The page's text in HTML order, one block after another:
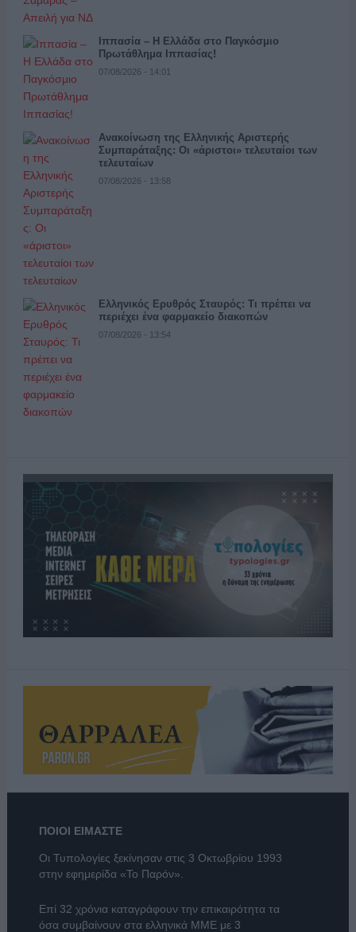
Ιππασία – Η Ελλάδα στο Παγκόσμιο
Πρωτάθλημα Ιππασίας!
07/08/2026 - 14:01
Ανακοίνωση της Ελληνικής Αριστερής
Συμπαράταξης: Οι «άριστοι» τελευταίοι των
τελευταίων
07/08/2026 - 13:58
Ελληνικός Ερυθρός Σταυρός: Τι πρέπει να
περιέχει ένα φαρμακείο διακοπών
07/08/2026 - 13:54
ΠΟΙΟΙ ΕΙΜΑΣΤΕ
Οι Τυπολογίες ξεκίνησαν στις 3 Οκτωβρίου 1993
στην εφημερίδα «Το Παρόν».
Επί 32 χρόνια καταγράφουν την επικαιρότητα τα
όσα συμβαίνουν στα ελληνικά ΜΜΕ με 3